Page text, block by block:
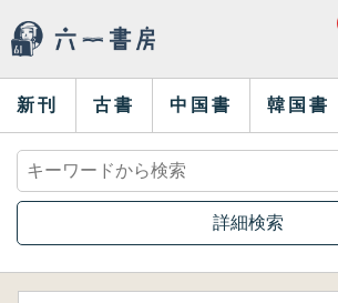
新刊 古書 中国書 韓国書
詳細検索